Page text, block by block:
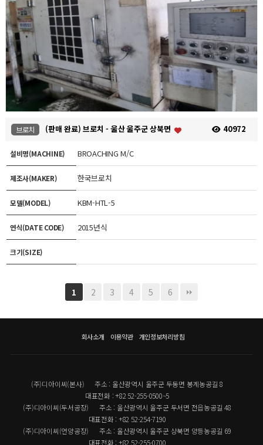
브로치 (판매 완료) 브로치 - 울산 울주군 상북면 40972
설비명(MACHINE) BROACHING M/C
제조사(MAKER) 한국브로치
모델(MODEL) KBM-HTL-5
연식(DATE CODE) 2015년식
크기(SIZE)
1 2 3 4 5 6
회사소개 이용약관 개인정보처리방침
(주)디아이씨(본사)
주소 : 울산광역시 울주군 두동면 봉계농공길 8
대표전화 : +82 52-255-0500~5
(주)디아이씨(두서공장)
주소 : 울산광역시 울주군 두서면 전읍농공길 48
대표전화 : +82 52-254-7190
(주)디아이씨(언양공장)
주소 : 울산광역시 울주군 상북면 양등농공길 69
대표전화 : +82 52-255-0700